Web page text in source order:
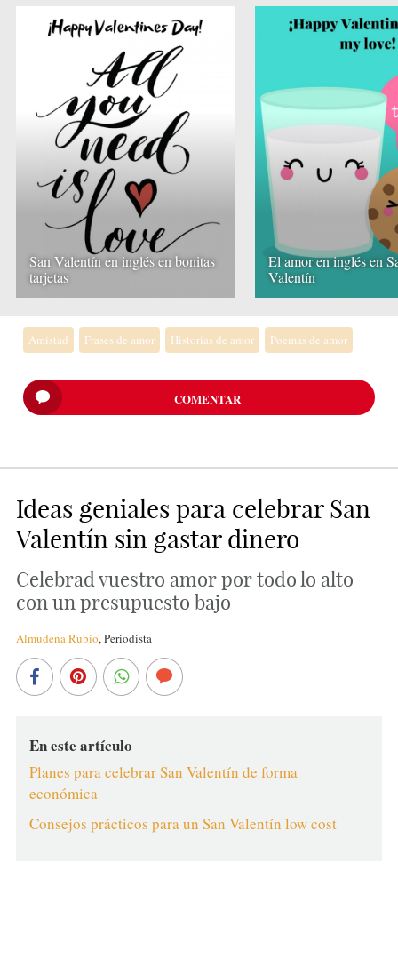
San Valentín en inglés en bonitas
tarjetas
El amor en inglés en
Valentín
Amistad Frases de amor Historias de amor Poemas de amor
COMENTAR
Ideas geniales para celebrar San
Valentín sin gastar dinero
Celebrad vuestro amor por todo lo alto
con un presupuesto bajo
Almudena Rubio,Periodista
En este artículo
Planes para celebrar San Valentín de forma
económica
Consejos prácticos para un San Valentín low cost